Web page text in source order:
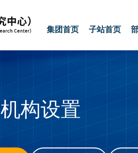
集团首页 子站首页
机构设置